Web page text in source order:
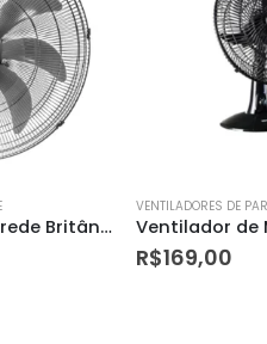
Ventilador de Parede Britânia Bvt675 Tecnologia Max Force 215w 220v
VENTILADORES DE
R$169,00